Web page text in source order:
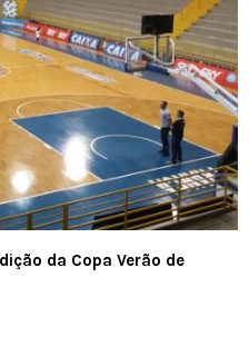
da Copa Verão de